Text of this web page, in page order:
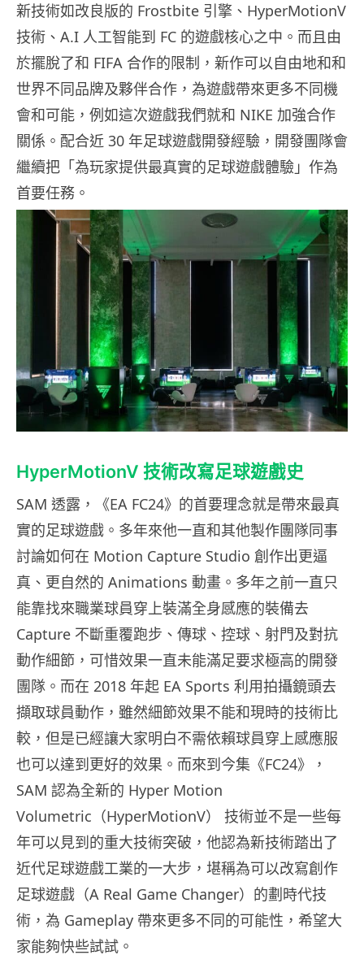
新技術如改良版的 Frostbite 引擎、HyperMotionV
技術、A.I 人工智能到 FC 的遊戲核心之中。而且由
於擺脫了和 FIFA 合作的限制，新作可以自由地和和
世界不同品牌及夥伴合作，為遊戲帶來更多不同機
會和可能，例如這次遊戲我們就和 NIKE 加強合作
關係。配合近 30 年足球遊戲開發經驗，開發團隊會
繼續把「為玩家提供最真實的足球遊戲體驗」作為
首要任務。
HyperMotionV 技術改寫足球遊戲史
SAM 透露，《EA FC24》的首要理念就是帶來最真
實的足球遊戲。多年來他一直和其他製作團隊同事
討論如何在 Motion Capture Studio 創作出更逼
真、更自然的 Animations 動畫。多年之前一直只
能靠找來職業球員穿上裝滿全身感應的裝備去
Capture 不斷重覆跑步、傳球、控球、射門及對抗
動作細節，可惜效果一直未能滿足要求極高的開發
團隊。而在 2018 年起 EA Sports 利用拍攝鏡頭去
擷取球員動作，雖然細節效果不能和現時的技術比
較，但是已經讓大家明白不需依賴球員穿上感應服
也可以達到更好的效果。而來到今集《FC24》，
SAM 認為全新的 Hyper Motion
Volumetric（HyperMotionV） 技術並不是一些每
年可以見到的重大技術突破，他認為新技術踏出了
近代足球遊戲工業的一大步，堪稱為可以改寫創作
足球遊戲（A Real Game Changer）的劃時代技
術，為 Gameplay 帶來更多不同的可能性，希望大
家能夠快些試試。